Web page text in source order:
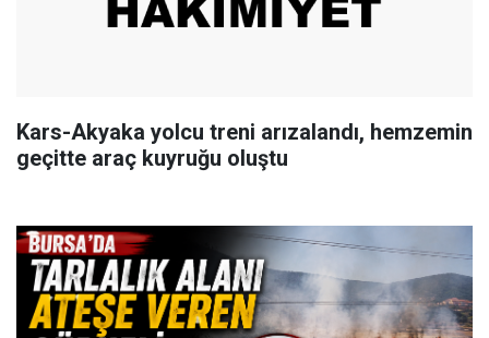
Kars-Akyaka yolcu treni arızalandı, hemzemin
geçitte araç kuyruğu oluştu